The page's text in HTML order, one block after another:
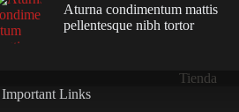
Aturna condimentum mattis
pellentesque nibh tortor
Tienda
Important Links